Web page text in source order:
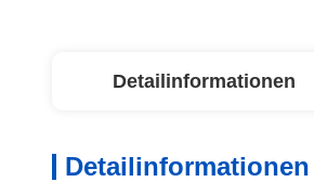
Detailinformationen
Detailinformationen